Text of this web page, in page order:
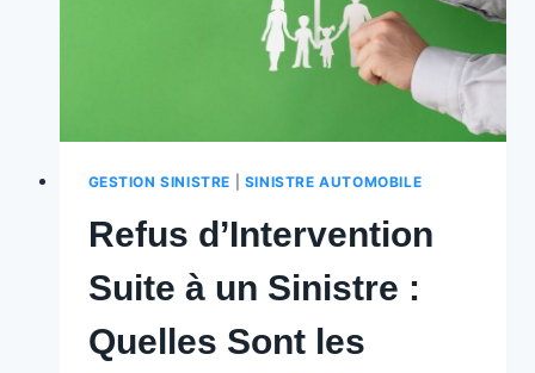
GUIDE
ULTIME
GESTION SINISTRE SINISTRE AUTOMOBILE
Refus d’Intervention
Suite à un Sinistre :
Quelles Sont les